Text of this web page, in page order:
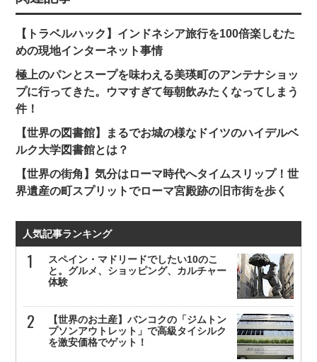
【トラベルハック】インドネシア旅行を100倍楽しむた
めの現地インターネット事情
極上のパンとスープを味わえる美瑛町のアンテナショッ
プに行ってきた。ウマすぎて毎朝飲みたくなってしまう
件！
【世界の図書館】まるでお城の様なドイツのハイデルベ
ルク大学図書館とは？
【世界の街角】気分はローマ時代へタイムスリップ！世
界遺産の町スプリットでローマ宮殿跡の旧市街を歩く
人気記事ランキング
スペイン・マドリードでしたい10のこ
と。グルメ、ショッピング、カルチャー
体験
【世界のお土産】バンコクの「ジムトン
プソンアウトレット」で高級タイシルク
を激安価格でゲット！